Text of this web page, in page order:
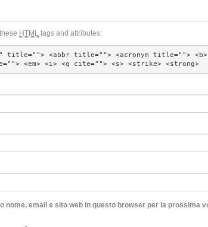
HTML tags and attributes:
title=""> <abbr title=""> <acronym title=""> <b>
<em> <i> <q cite=""> <s> <strike> <strong>
nome, email e sito web in questo browser per la prossima